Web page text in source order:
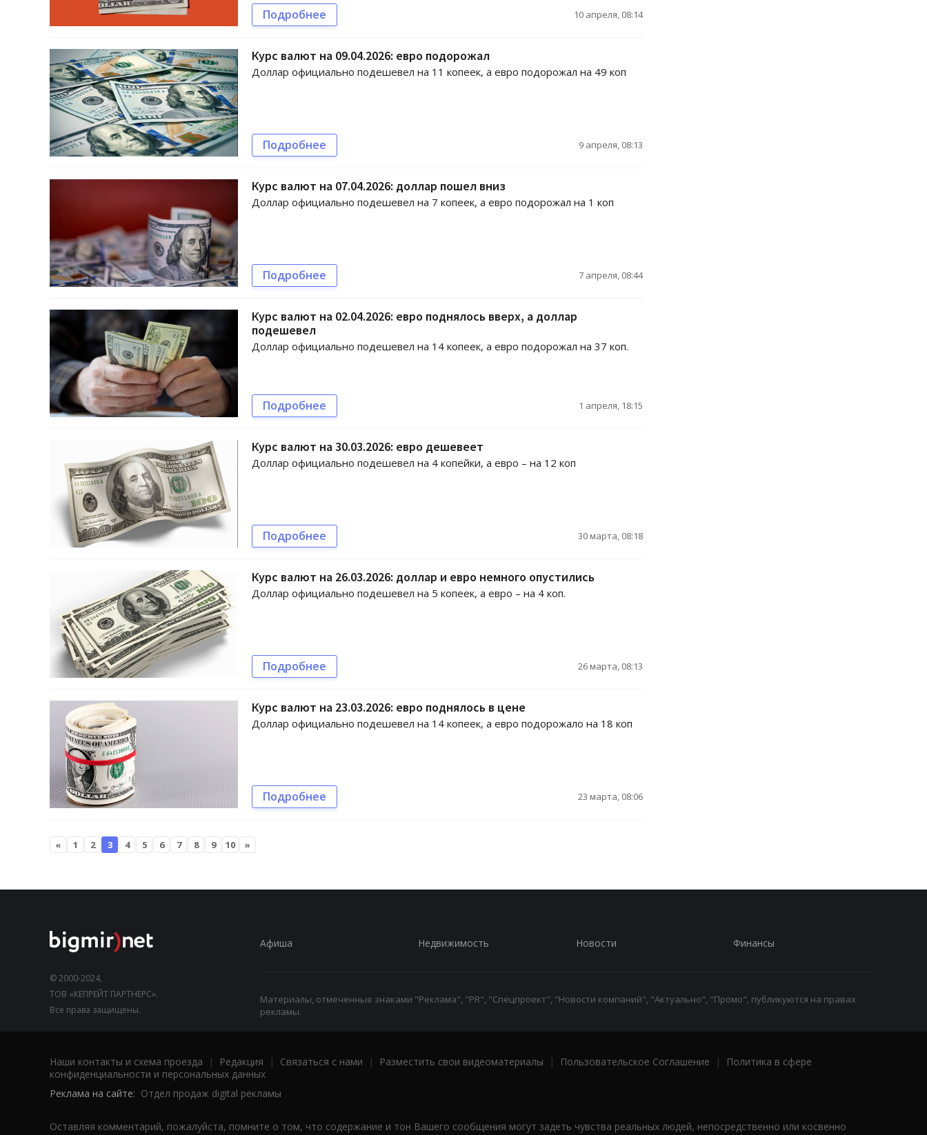
Подробнее 10 апреля, 08:14
Курс валют на 09.04.2026: евро подорожал
Доллар официально подешевел на 11 копеек, а евро подорожал на 49 коп
Подробнее 9 апреля, 08:13
Курс валют на 07.04.2026: доллар пошел вниз
Доллар официально подешевел на 7 копеек, а евро подорожал на 1 коп
Подробнее 7 апреля, 08:44
Курс валют на 02.04.2026: евро поднялось вверх, а доллар
подешевел
Доллар официально подешевел на 14 копеек, а евро подорожал на 37 коп.
Подробнее 1 апреля, 18:15
Курс валют на 30.03.2026: евро дешевеет
Доллар официально подешевел на 4 копейки, а евро – на 12 коп
Подробнее 30 марта, 08:18
Курс валют на 26.03.2026: доллар и евро немного опустились
Доллар официально подешевел на 5 копеек, а евро – на 4 коп.
Подробнее 26 марта, 08:13
Курс валют на 23.03.2026: евро поднялось в цене
Доллар официально подешевел на 14 копеек, а евро подорожало на 18 коп
Подробнее 23 марта, 08:06
« 1 2 3 4 5 6 7 8 9 10 »
© 2000-2024,
ТОВ «КЕПРЕЙТ ПАРТНЕРС».
Все права защищены.
Афиша Недвижимость Новости Финансы
Материалы, отмеченные знаками "Реклама", "PR", "Спецпроект", "Новости компаний", "Актуально", "Промо", публикуются на правах
рекламы.
Наши контакты и схема проезда | Редакция | Связаться с нами | Разместить свои видеоматериалы | Пользовательское Соглашение |
Политика в сфере
конфиденциальности и персональных данных
Реклама на сайте: Отдел продаж digital рекламы
Оставляя комментарий, пожалуйста, помните о том, что содержание и тон Вашего сообщения могут задеть чувства реальных людей, непосредственно или косвенно